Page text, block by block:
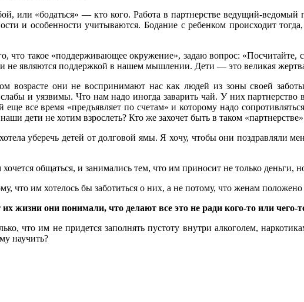
или «бодаться» — кто кого. Работа в партнерстве ведущий-
и особенности учитываются. Бодание с ребенком происходит
что такое «поддерживающее окружение», задаю вопрос: «Посчитайте,
не являются поддержкой в нашем мышлении. Дети — это великая
возрасте они не воспринимают нас как людей из зоны своей
и уязвимы. Что нам надо иногда заварить чай. У них
еще все время «предъявляет по счетам» и которому надо
дети не хотим взрослеть? Кто же захочет быть в таком
уберечь детей от долговой ямы. Я хочу, чтобы они поздравляли
общаться, и занимались тем, что им приносит не только деньги,
что им хотелось бы заботиться о них, а не потому, что женам
жизни они понимали, что делают все это не ради кого-то или чего-
что им не придется заполнять пустоту внутри алкоголем,
научить?